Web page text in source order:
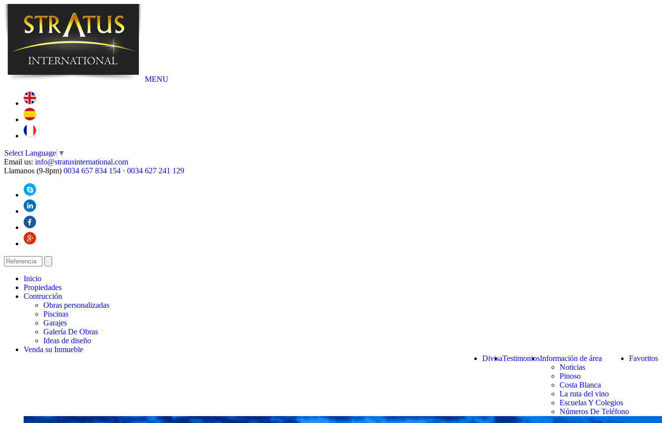
MENU
Select Language ▼
Email us: info@stratusinternational.com
Llamanos (9-8pm) 0034 657 834 154 · 0034 627 241 129
Inicio
Propiedades
Contrucción
Obras personalizadas
Piscinas
Garajes
Galería De Obras
Ideas de diseño
Venda su Inmueble
Favoritos
Información de área
Noticias
Pinoso
Costa Blanca
La ruta del vino
Escuelas Y Colegios
Números De Teléfono
Testimonios
Divisa